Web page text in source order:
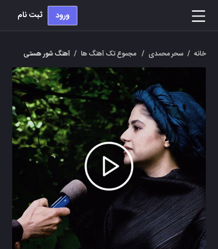
ورود ثبت نام
خانه / سحر محمدی / مجموع تک آهنگ ها / آهنگ شور هستی